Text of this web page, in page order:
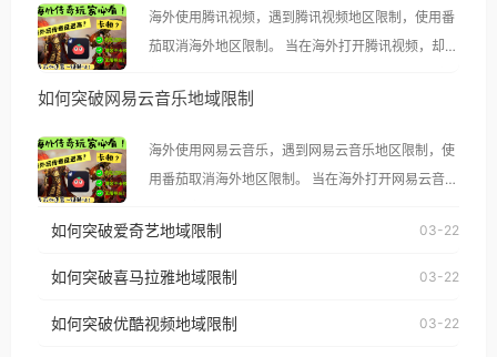
海外使用腾讯视频，遇到腾讯视频地区限制，使用番
茄取消海外地区限制。 当在海外打开腾讯视频，却突
示语。 海外用户如香港、澳门、台湾、美国、加拿
像其他音乐平台一样，出现地区及版权限制问题，且
仅能在中国大陆地区播放。 遇到这个问题的朋友们，
使用番茄回国加速器，即可解决「海外用户收听腾讯
台湾、美国、加拿大、澳大利亚、欧洲等国家和地区
权限制所困扰。
如何突破网易云音乐地域限制
海外使用网易云音乐，遇到网易云音乐地区限制，使
用番茄取消海外地区限制。 当在海外打开网易云音
播放”的提示语。 海外用户如香港、澳门、台湾、美
国、加拿大、澳大利亚、欧洲等国家和地区时，网易
制问题，且仅能在中国大陆地区播放。 遇到这个问题
如何突破爱奇艺地域限制 03-22
如何突破喜马拉雅地域限制 03-22
如何突破优酷视频地域限制 03-22